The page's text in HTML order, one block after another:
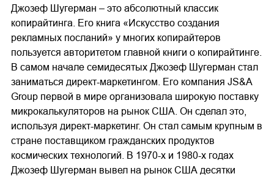
Джозеф Шугерман – это абсолютный классик
копирайтинга. Его книга «Искусство создания
рекламных посланий» у многих копирайтеров
пользуется авторитетом главной книги о копирайтинге.
В самом начале семидесятых Джозеф Шугерман стал
заниматься директ-маркетингом. Его компания JS&A
Group первой в мире организовала широкую поставку
микрокалькуляторов на рынок США. Он сделал это,
используя директ-маркетинг. Он стал самым крупным в
стране поставщиком гражданских продуктов
космических технологий. В 1970-х и 1980-х годах
Джозеф Шугерман вывел на рынок США десятки